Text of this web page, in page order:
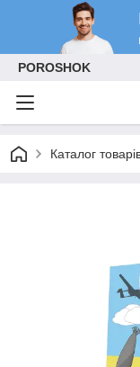
POROSHOK
Каталог